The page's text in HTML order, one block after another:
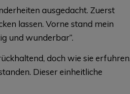
ausgedacht. Zuerst
lassen. Vorne stand mein
und wunderbar“.
doch wie sie
Dieser einheitliche